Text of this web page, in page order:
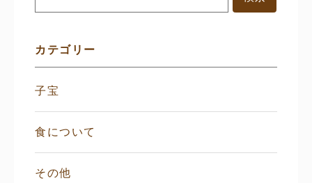
ニ
カテゴリー
子宝
食について
その他